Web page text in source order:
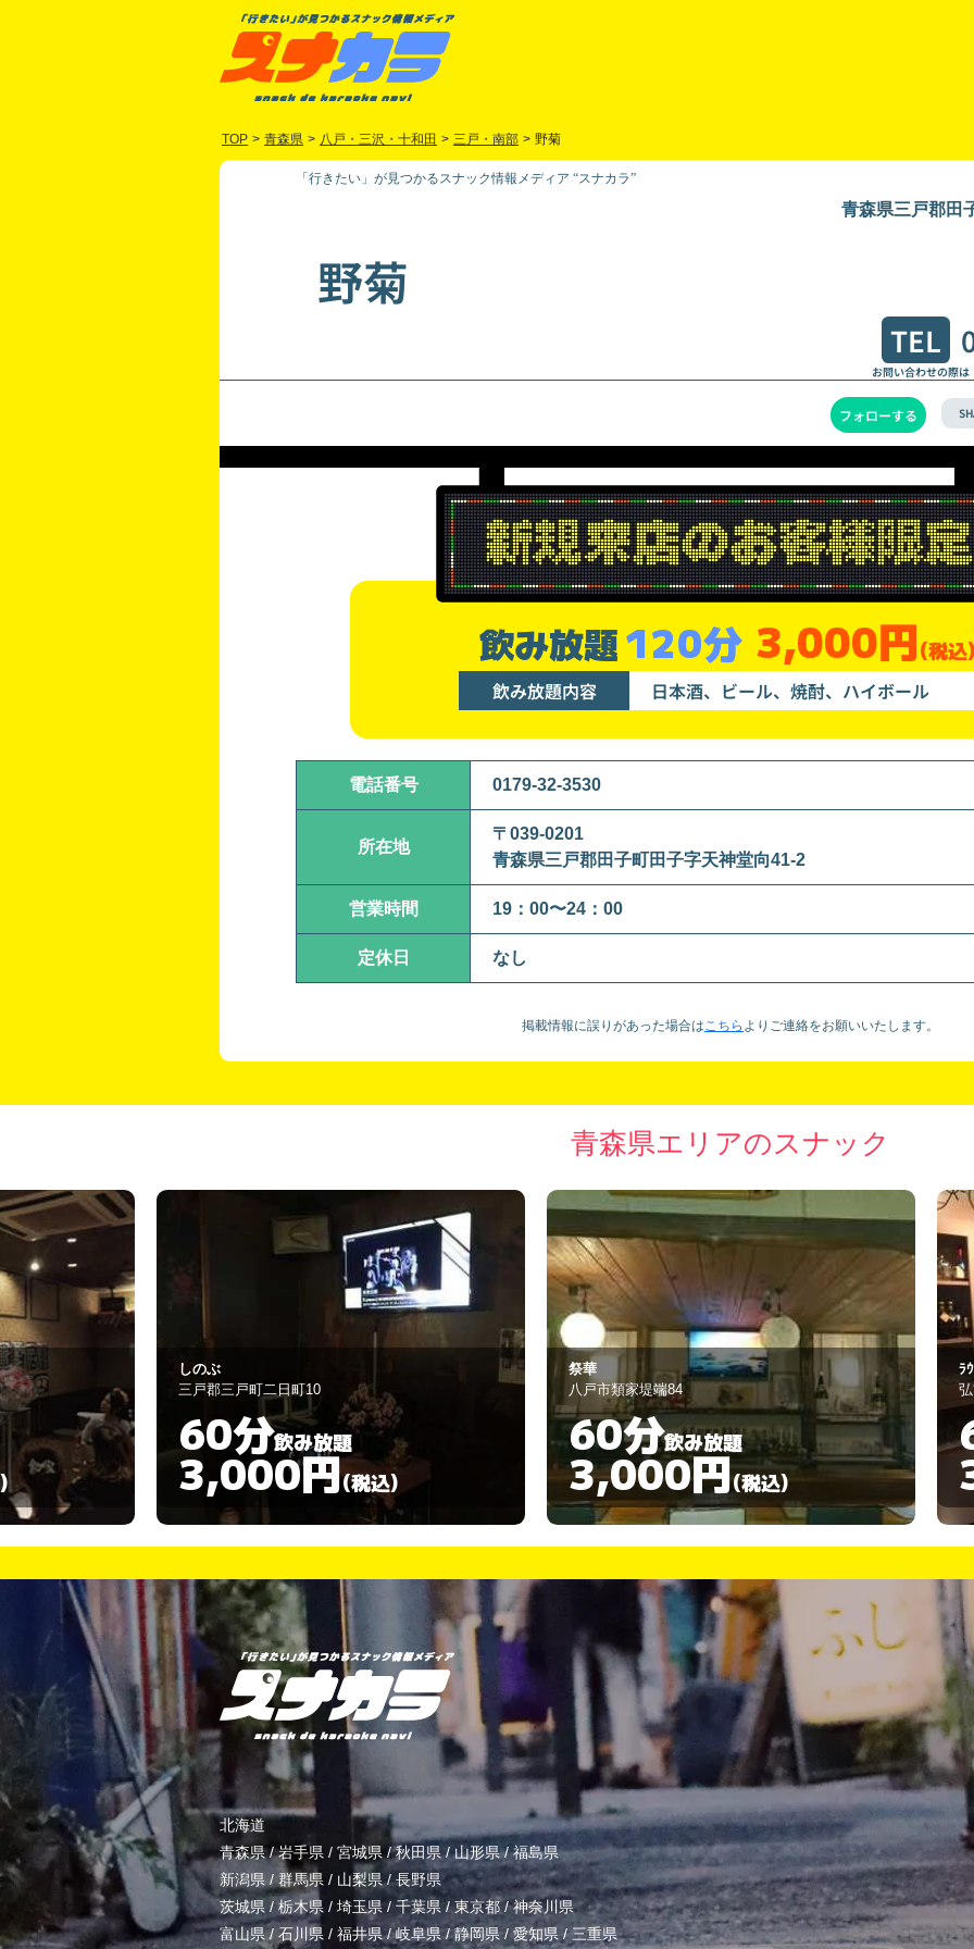
TOP > 青森県 > 八戸・三沢・十和田 > 三戸・南部 > 野菊
「行きたい」が見つかるスナック情報メディア “スナカラ”
青森県三戸郡田
野菊
TEL
お問い合わせの際
フォローする
飲み放題120分 3,000円(税込
飲み放題内容 日本酒、ビール、焼酎、ハイボール
電話番号 0179-32-3530
所在地
〒039-0201
青森県三戸郡田子町田子字天神堂向41-2
営業時間 19：00〜24：00
定休日 なし
掲載情報に誤りがあった場合はこちら より ご連絡をお願いいたします。
青森県エリアのスナック
祭華
八戸市類家堤端84
60分飲み放題
3,000円(税込)
ﾗｳﾝｼﾞ カレン
弘前市田園3丁目1-3
60分飲み放題
3,000円(税込)
北海道
青森県/岩手県 / 宮城県 /秋田県 /山形県/福島県
新潟県 / 群馬県 / 山梨県/長野県
茨城県 / 栃木県 / 埼玉県/ 千葉県 /東京都/神奈川県
富山県/ 石川県 / 福井県/岐阜県/静岡県/ 愛知県 / 三重県